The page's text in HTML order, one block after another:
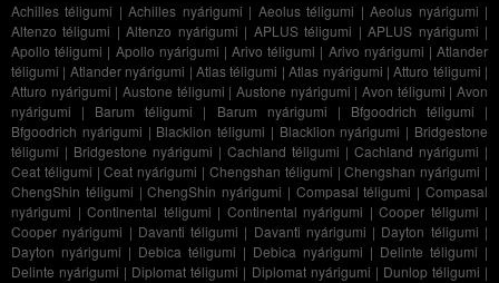
Achilles téligumi |Achilles nyárigumi | Aeolus téligumi |Aeolus nyárigumi |
Altenzo téligumi |Altenzo nyárigumi | APLUS téligumi |APLUS nyárigumi |
Apollo téligumi | Apollo nyárigumi |Arivo téligumi | Arivo nyárigumi |Atlander
téligumi | Atlander nyárigumi | Atlas téligumi |Atlas nyárigumi |Atturo téligumi |
Atturo nyárigumi |Austone téligumi |Austone nyárigumi |Avon téligumi |Avon
nyárigumi | Barum téligumi | Barum nyárigumi | Bfgoodrich téligumi |
Bfgoodrich nyárigumi | Blacklion téligumi | Blacklion nyárigumi | Bridgestone
téligumi | Bridgestone nyárigumi | Cachland téligumi | Cachland nyárigumi |
Ceat téligumi |Ceat nyárigumi | Chengshan téligumi |Chengshan nyárigumi |
ChengShin téligumi |ChengShin nyárigumi | Compasal téligumi |Compasal
nyárigumi | Continental téligumi | Continental nyárigumi | Cooper téligumi |
Cooper nyárigumi | Davanti téligumi | Davanti nyárigumi | Dayton téligumi |
Dayton nyárigumi | Debica téligumi | Debica nyárigumi | Delinte téligumi |
Delinte nyárigumi | Diplomat téligumi | Diplomat nyárigumi | Dunlop téligumi |